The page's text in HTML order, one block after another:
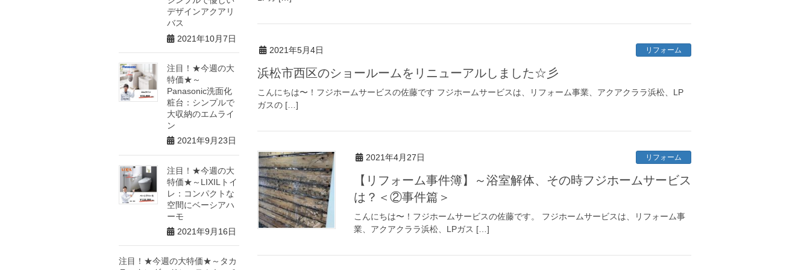
2021年5月4日 リフォーム
浜松市西区のショールームをリニューアルしました☆彡
こんにちは〜！フジホームサービスの佐藤です フジホームサービスは、リフォーム事業、アクアクララ浜松、LP
ガスの […]
2021年4月27日 リフォーム
【リフォーム事件簿】～浴室解体、その時フジホームサービス
は？＜②事件篇＞
こんにちは〜！フジホームサービスの佐藤です。 フジホームサービスは、リフォーム事
業、アクアクララ浜松、LPガス […]
デザインアクアリ
バス
2021年10月7日
注目！★今週の大
特価★～
Panasonic洗面化
粧台：シンプルで
大収納のエムライ
ン
2021年9月23日
注目！★今週の大
特価★～LIXILトイ
レ：コンパクトな
空間にベーシアハ
ーモ
2021年9月16日
注目！★今週の大特価★～タカ